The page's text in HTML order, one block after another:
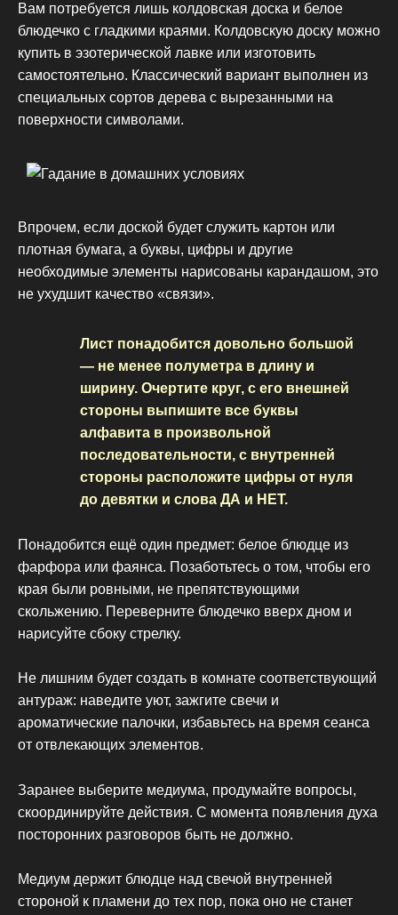
Вам потребуется лишь колдовская доска и белое
блюдечко с гладкими краями. Колдовскую доску можно
купить в эзотерической лавке или изготовить
самостоятельно. Классический вариант выполнен из
специальных сортов дерева с вырезанными на
поверхности символами.
Впрочем, если доской будет служить картон или
плотная бумага, а буквы, цифры и другие
необходимые элементы нарисованы карандашом, это
не ухудшит качество «связи».
Лист понадобится довольно большой
— не менее полуметра в длину и
ширину. Очертите круг, с его внешней
стороны выпишите все буквы
алфавита в произвольной
последовательности, с внутренней
стороны расположите цифры от нуля
до девятки и слова ДА и НЕТ.
Понадобится ещё один предмет: белое блюдце из
фарфора или фаянса. Позаботьтесь о том, чтобы его
края были ровными, не препятствующими
скольжению. Переверните блюдечко вверх дном и
нарисуйте сбоку стрелку.
Не лишним будет создать в комнате соответствующий
антураж: наведите уют, зажгите свечи и
ароматические палочки, избавьтесь на время сеанса
от отвлекающих элементов.
Заранее выберите медиума, продумайте вопросы,
скоординируйте действия. С момента появления духа
посторонних разговоров быть не должно.
Медиум держит блюдце над свечой внутренней
стороной к пламени до тех пор, пока оно не станет